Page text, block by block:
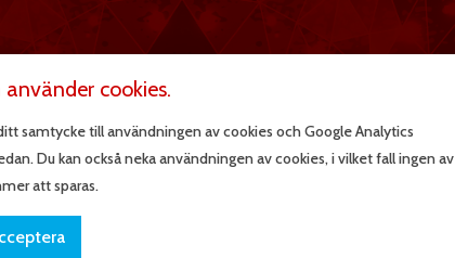
cookies.
samtycke till användningen av cookies och Google Analytics
Du kan också neka användningen av cookies, i vilket fall ingen av
att sparas.